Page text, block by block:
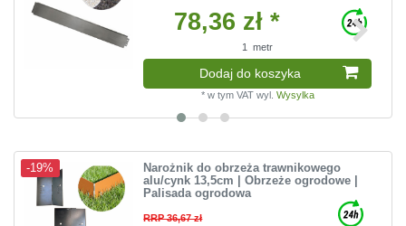
78,36 zł *
1 metr
Dodaj do koszyka
* w tym VATwyl. Wysylka
-19%
Narożnik do obrzeża trawnikowego
alu/cynk 13,5cm | Obrzeże ogrodowe |
Palisada ogrodowa
RRP 36,67 zł